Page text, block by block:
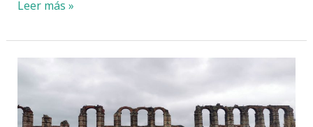
Qué
en
Cáceres
pueblos,
naturaleza
Leer más »